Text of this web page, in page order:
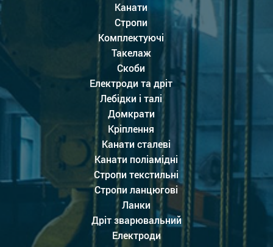
Канати
Стропи
Комплектуючі
Такелаж
Скоби
Електроди та дріт
Лебідки і талі
Домкрати
Кріплення
Канати сталеві
Канати поліамідні
Стропи текстильні
Стропи ланцюгові
Ланки
Дріт зварювальний
Електроди